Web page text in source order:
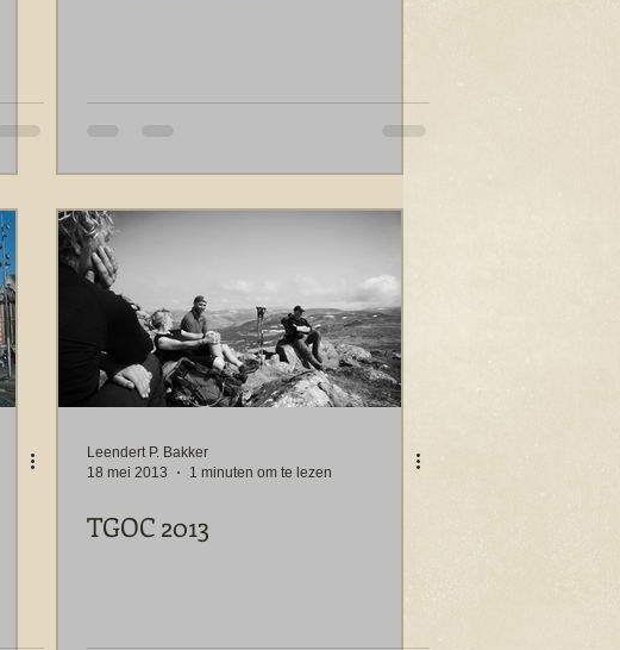
Leendert P. Bakker
18 mei 2013
1 minuten om te lezen
TGOC 2013